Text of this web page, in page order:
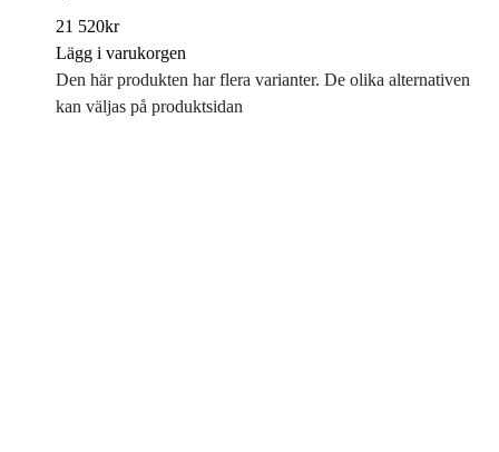
21 520kr
Lägg i varukorgen
Den här produkten har flera varianter. De olika alternativen
kan väljas på produktsidan